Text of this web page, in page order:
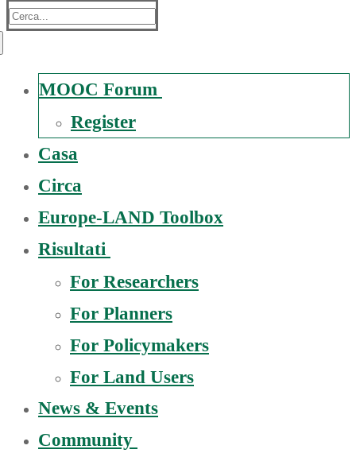
Suche
MOOC Forum
Register
Casa
Circa
Europe-LAND Toolbox
Risultati
For Researchers
For Planners
For Policymakers
For Land Users
News & Events
Community